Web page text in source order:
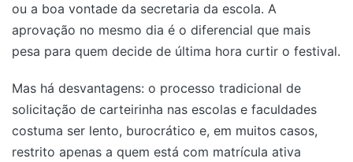
ou a boa vontade da secretaria da escola. A
aprovação no mesmo dia é o diferencial que mais
pesa para quem decide de última hora curtir o festival.
Mas há desvantagens: o processo tradicional de
solicitação de carteirinha nas escolas e faculdades
costuma ser lento, burocrático e, em muitos casos,
restrito apenas a quem está com matrícula ativa